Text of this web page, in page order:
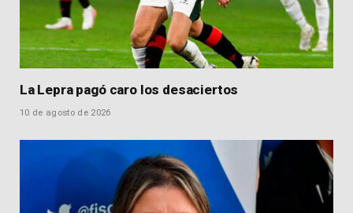
La Lepra pagó caro los desaciertos
10 de agosto de 2026